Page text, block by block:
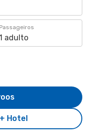
Passageiros
adulto
Hotel